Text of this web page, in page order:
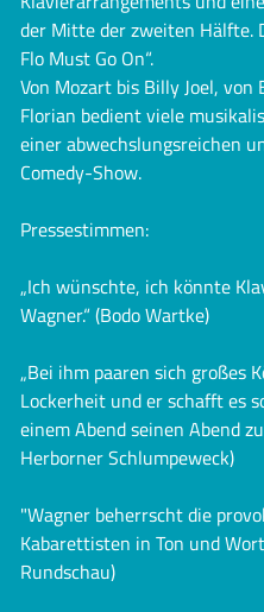
der Mitte der zweiten Hälfte.
Flo Must Go On“.
Von Mozart bis Billy Joel, von
Florian bedient viele
einer abwechslungsreichen
Comedy-Show.
Pressestimmen:
„Ich wünschte, ich könnte
Wagner.“ (Bodo Wartke)
„Bei ihm paaren sich großes
Lockerheit und er schafft es
einem Abend seinen Abend
Herborner Schlumpeweck)
"Wagner beherrscht die
Kabarettisten in Ton und
Rundschau)